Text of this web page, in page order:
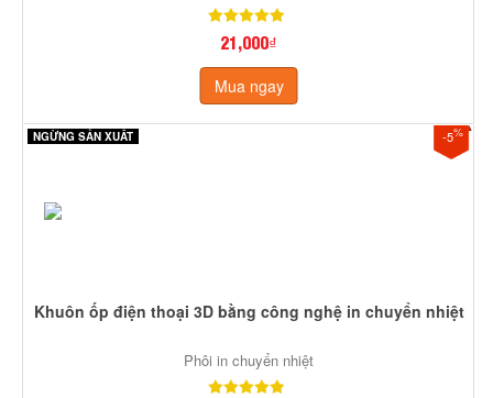
21,000₫
Mua ngay
-5%
NGỪNG SẢN XUẤT
Khuôn ốp điện thoại 3D bằng công nghệ in chuyển nhiệt
Phôi in chuyển nhiệt